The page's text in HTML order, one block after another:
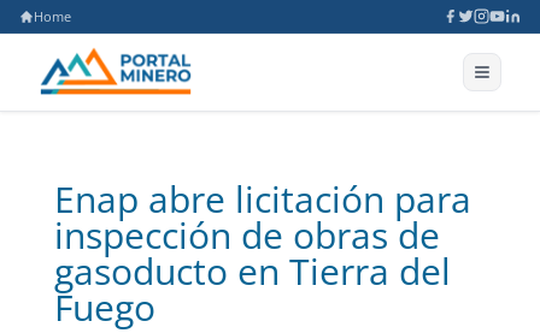
Home
Enap abre licitación para
inspección de obras de
gasoducto en Tierra del
Fuego